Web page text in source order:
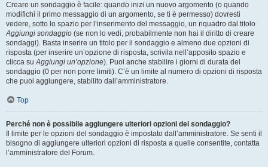
Creare un sondaggio è facile: quando inizi un nuovo argomento (o quando
modifichi il primo messaggio di un argomento, se ti è permesso) dovresti
vedere, sotto lo spazio per l’inserimento del messaggio, un riquadro dal titolo
Aggiungi sondaggio (se non lo vedi, probabilmente non hai il diritto di creare
sondaggi). Basta inserire un titolo per il sondaggio e almeno due opzioni di
risposta (per inserire un’opzione di risposta, scrivila nell’apposito spazio e
clicca suAggiungi un’opzione). Puoi anche stabilire i giorni di durata del
sondaggio (0 per non porre limiti). C’è un limite al numero di opzioni di risposta
che puoi aggiungere, stabilito dall’amministratore.
Top
Perché non è possibile aggiungere ulteriori opzioni del sondaggio?
Il limite per le opzioni del sondaggio è impostato dall’amministratore. Se senti il
bisogno di aggiungere ulteriori opzioni di risposta a quelle consentite, contatta
l’amministratore del Forum.